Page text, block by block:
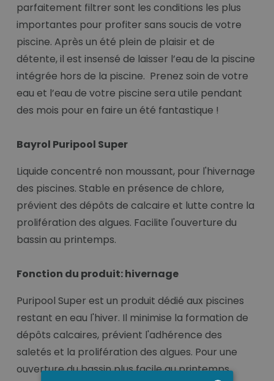
parfaitement filtrer sont les conditions les plus
importantes pour profiter sans soucis de votre
piscine. Après un été plein de plaisir et de
détente, il est insensé de laisser l’eau de la piscine
intégrée hors de la piscine. Prenez soin de votre
eau et l’eau de votre piscine sera utile pendant
des mois pour en faire un été fantastique !
Bayrol Puripool Super
Liquide concentré non moussant, pour l'hivernage
des piscines. Stable en présence de chlore,
prévient des dépôts de calcaire et lutte contre la
prolifération des algues. Facilite l'ouverture du
bassin au printemps.
Fonction du produit: hivernage
Puripool Super est un produit dédié aux piscines
restant en eau l'hiver. Il minimise la formation de
dépôts calcaires, prévient l'adhérence des
saletés et la prolifération des algues. Pour une
ouverture du bassin plus facile au printemps.